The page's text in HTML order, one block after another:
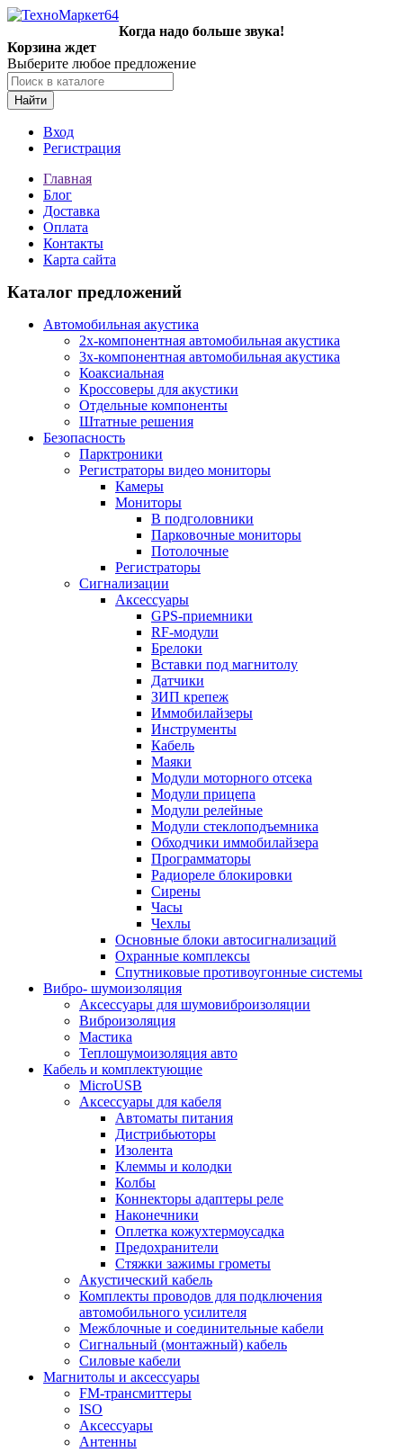
Когда надо больше звука!
Корзина ждет
Выберите любое предложение
Найти
Вход
Регистрация
Главная
Блог
Доставка
Оплата
Контакты
Карта сайта
Каталог предложений
Автомобильная акустика
2х-компонентная автомобильная акустика
3х-компонентная автомобильная акустика
Коаксиальная
Кроссоверы для акустики
Отдельные компоненты
Штатные решения
Безопасность
Парктроники
Регистраторы видео мониторы
Камеры
Мониторы
В подголовники
Парковочные мониторы
Потолочные
Регистраторы
Сигнализации
Аксессуары
GPS-приемники
RF-модули
Брелоки
Вставки под магнитолу
Датчики
ЗИП крепеж
Иммобилайзеры
Инструменты
Кабель
Маяки
Модули моторного отсека
Модули прицепа
Модули релейные
Модули стеклоподъемника
Обходчики иммобилайзера
Программаторы
Радиореле блокировки
Сирены
Часы
Чехлы
Основные блоки автосигнализаций
Охранные комплексы
Спутниковые противоугонные системы
Вибро- шумоизоляция
Аксессуары для шумовиброизоляции
Виброизоляция
Мастика
Теплошумоизоляция авто
Кабель и комплектующие
MicroUSB
Аксессуары для кабеля
Автоматы питания
Дистрибьюторы
Изолента
Клеммы и колодки
Колбы
Коннекторы адаптеры реле
Наконечники
Оплетка кожухтермоусадка
Предохранители
Стяжки зажимы грометы
Акустический кабель
Комплекты проводов для подключения
автомобильного усилителя
Межблочные и соединительные кабели
Сигнальный (монтажный) кабель
Силовые кабели
Магнитолы и аксессуары
FM-трансмиттеры
ISO
Аксессуары
Антенны